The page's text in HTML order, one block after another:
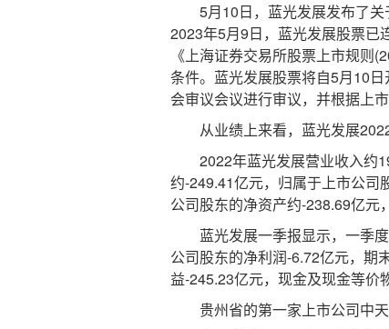
5月10日，蓝光发展发布了关
2023年5月9日，蓝光发展股票已
《上海证券交易所股票上市规则
条件。蓝光发展股票将自5月10
会审议会议进行审议，并根据上
从业绩上来看，蓝光发展2022
2022年蓝光发展营业收入约
约-249.41亿元，归属于上市公司
公司股东的净资产约-238.69亿元
蓝光发展一季报显示，一季度
公司股东的净利润-6.72亿元，期
益-245.23亿元，现金及现金等价
贵州省的第一家上市公司中天